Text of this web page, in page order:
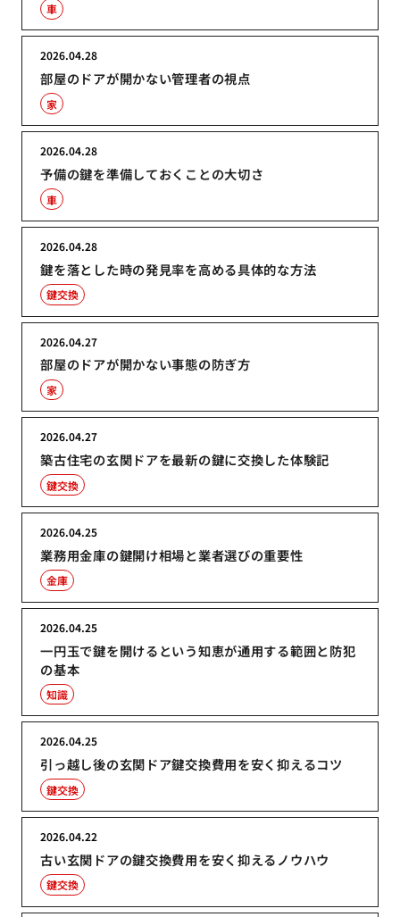
車
部屋のドアが開かない管理者の視点
2026.04.28
家
予備の鍵を準備しておくことの大切さ
2026.04.28
車
鍵を落とした時の発見率を高める具体的な方法
2026.04.28
鍵交換
部屋のドアが開かない事態の防ぎ方
2026.04.27
家
築古住宅の玄関ドアを最新の鍵に交換した体験記
2026.04.27
鍵交換
業務用金庫の鍵開け相場と業者選びの重要性
2026.04.25
金庫
一円玉で鍵を開けるという知恵が通用する範囲と防犯
の基本
2026.04.25
知識
引っ越し後の玄関ドア鍵交換費用を安く抑えるコツ
2026.04.25
鍵交換
古い玄関ドアの鍵交換費用を安く抑えるノウハウ
2026.04.22
鍵交換